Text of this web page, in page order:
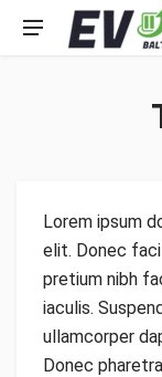
Lorem ipsum
elit. Donec
pretium nibh
iaculis.
ullamcorper
Donec